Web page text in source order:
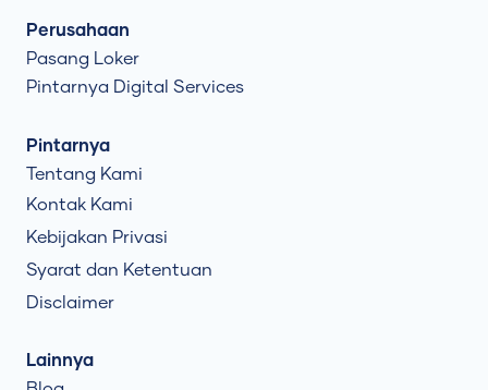
Perusahaan
Pasang Loker
Pintarnya Digital Services
Pintarnya
Tentang Kami
Kontak Kami
Kebijakan Privasi
Syarat dan Ketentuan
Disclaimer
Lainnya